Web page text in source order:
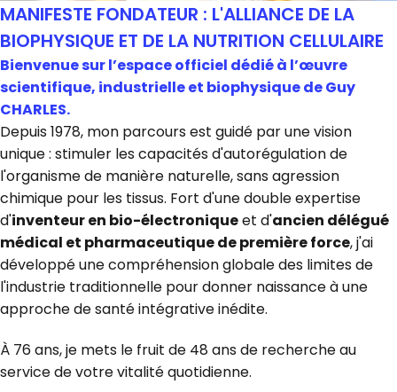
MANIFESTE FONDATEUR : L'ALLIANCE DE LA
BIOPHYSIQUE ET DE LA NUTRITION CELLULAIRE
Bienvenue sur l’espace officiel dédié à l’œuvre
scientifique, industrielle et biophysique de Guy
CHARLES.
Depuis 1978, mon parcours est guidé par une vision
unique : stimuler les capacités d'autorégulation de
l'organisme de manière naturelle, sans agression
chimique pour les tissus. Fort d'une double expertise
d'inventeur en bio-électroniqueet d'ancien délégué
médical et pharmaceutique de première force, j'ai
développé une compréhension globale des limites de
l'industrie traditionnelle pour donner naissance à une
approche de santé intégrative inédite.
À 76 ans, je mets le fruit de 48 ans de recherche au
service de votre vitalité quotidienne.